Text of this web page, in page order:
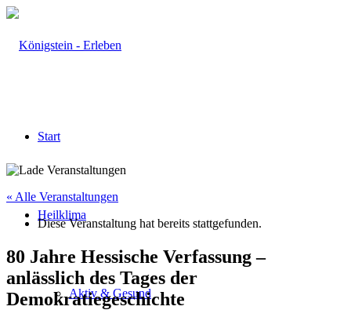
Start
Heilklima
Aktiv & Gesund
« Alle Veranstaltungen
Diese Veranstaltung hat bereits stattgefunden.
80 Jahre Hessische Verfassung –
anlässlich des Tages der
Demokratiegeschichte